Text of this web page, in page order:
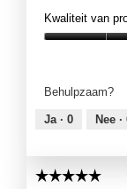
Kwaliteit van
5
van
Behulpzaam?
Ja · 0 Nee ·
☆☆☆☆☆
☆☆☆☆☆